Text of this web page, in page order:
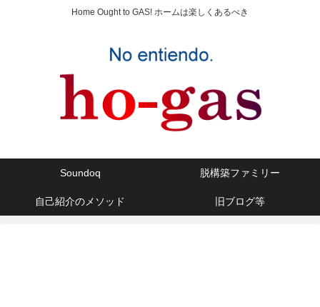
Home Ought to GAS! ホームは楽しくあるべき
Soundoq 脱構築ファミリー
自己紹介のメソッド 旧ブログ等